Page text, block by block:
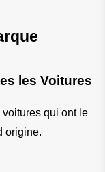
les Voitures
qui ont le
origine.